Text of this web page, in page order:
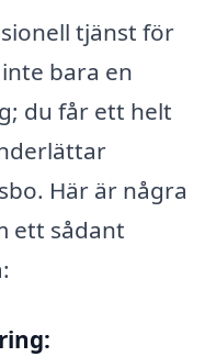
tjänst för
bara en
du får ett helt
Här är några
ett sådant